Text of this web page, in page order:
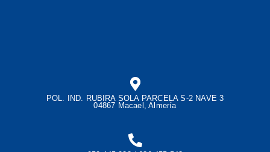
POL. IND. RUBIRA SOLA PARCELA S-2 NAVE 3
04867 Macael, Almería